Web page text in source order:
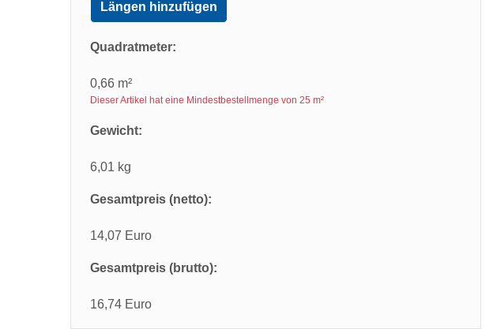
Längen hinzufügen
Quadratmeter:
0,66 m²
Dieser Artikel hat eine Mindestbestellmenge von 25 m²
Gewicht:
6,01 kg
Gesamtpreis (netto):
14,07 Euro
Gesamtpreis (brutto):
16,74 Euro